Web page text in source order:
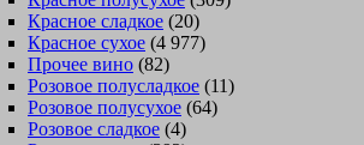
Красное сладкое (20)
Красное сухое (4 977)
Прочее вино (82)
Розовое полусладкое (11)
Розовое полусухое (64)
Розовое сладкое (4)